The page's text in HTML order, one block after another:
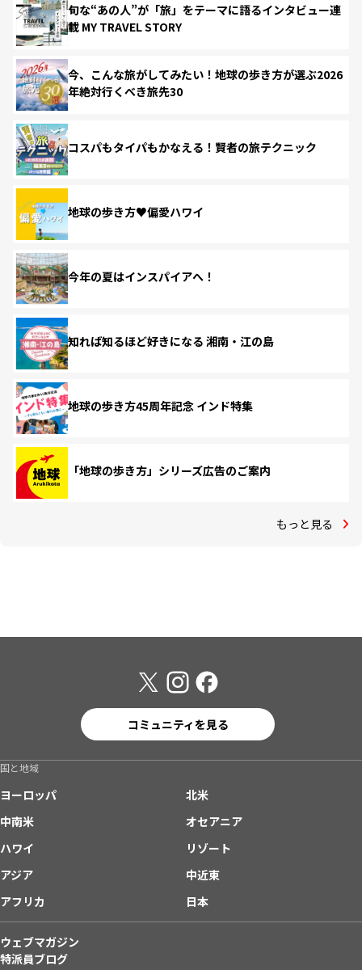
旬な“あの人”が「旅」をテーマに語るインタビュー連
載 MY TRAVEL STORY
今、こんな旅がしてみたい！地球の歩き方が選ぶ2026
年絶対行くべき旅先30
コスパもタイパもかなえる！賢者の旅テクニック
地球の歩き方♥偏愛ハワイ
今年の夏はインスパイアへ！
知れば知るほど好きになる 湘南・江の島
地球の歩き方45周年記念 インド特集
「地球の歩き方」シリーズ広告のご案内
もっと見る
コミュニティを見る
国と地域
ヨーロッパ
北米
中南米
オセアニア
ハワイ
リゾート
アジア
中近東
アフリカ
日本
ウェブマガジン
特派員ブログ